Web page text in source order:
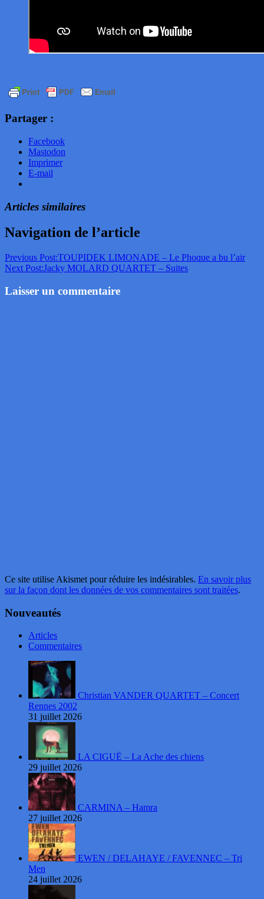
Partager :
Facebook
Mastodon
Imprimer
E-mail
Articles similaires
Navigation de l’article
Previous Post:TOUPIDEK LIMONADE – Le Phoque a bu l’air
Next Post:Jacky MOLARD QUARTET – Suites
Laisser un commentaire
Ce site utilise Akismet pour réduire les indésirables. En savoir plus
sur la façon dont les données de vos commentaires sont traitées.
Nouveautés
Articles
Commentaires
Christian VANDER QUARTET – Concert
Rennes 2002
31 juillet 2026
LA CIGUË – La Ache des chiens
29 juillet 2026
CARMINA – Hamra
27 juillet 2026
EWEN / DELAHAYE / FAVENNEC – Tri
Men
24 juillet 2026